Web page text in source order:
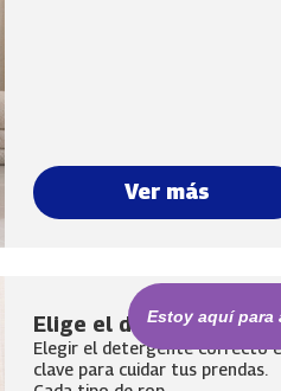
Estoy aquí para
Ver más
Elige el detergente
Elegir el detergente correcto
clave para cuidar tus prendas.